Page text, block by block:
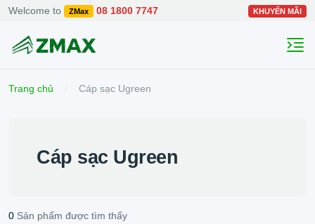
Welcome to ZMax 08 1800 7747 KHUYẾN MÃI
Trang chủ Cáp sạc Ugreen
Cáp sạc Ugreen
0 Sản phẩm được tìm thấy